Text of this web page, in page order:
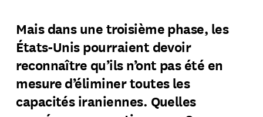
Mais dans une troisième phase, les
États-Unis pourraient devoir
reconnaître qu’ils n’ont pas été en
mesure d’éliminer toutes les
capacités iraniennes. Quelles